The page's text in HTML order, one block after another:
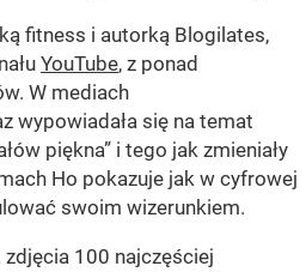
fitness i autorką Blogilates,
YouTube, z ponad
W mediach
wypowiadała się na temat
piękna” i tego jak zmieniały
Ho pokazuje jak w cyfrowej
swoim wizerunkiem.
zdjęcia 100 najczęściej